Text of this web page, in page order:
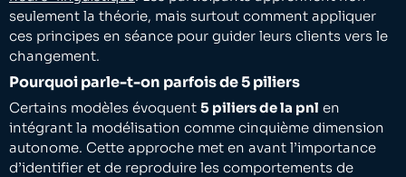
seulement la théorie, mais surtout comment appliquer
ces principes en séance pour guider leurs clients vers le
changement.
Pourquoi parle-t-on parfois de 5 piliers
Certains modèles évoquent 5 piliers de la pnl en
intégrant la modélisation comme cinquième dimension
autonome. Cette approche met en avant l’importance
d’identifier et de reproduire les comportements de